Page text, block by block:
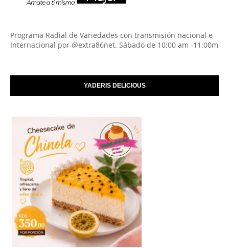
Programa Radial de Variedades con transmisión nacional e
Internacional por @extra86net. Sábado de 10:00 am -11:00m
YADERIS DELICIOUS